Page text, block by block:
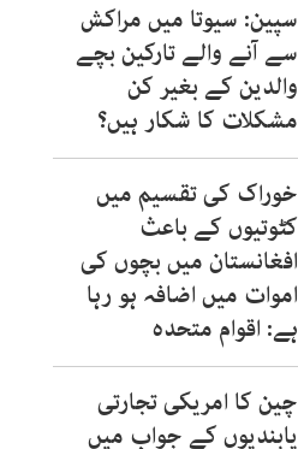
سپین: سیوتا میں مراکش
سے آنے والے تارکین بچے
والدین کے بغیر کن
مشکلات کا شکار ہیں؟
خوراک کی تقسیم میں
کٹوتیوں کے باعث
افغانستان میں بچوں کی
اموات میں اضافہ ہو رہا
ہے: اقوام متحدہ
چین کا امریکی تجارتی
پابندیوں کے جواب میں